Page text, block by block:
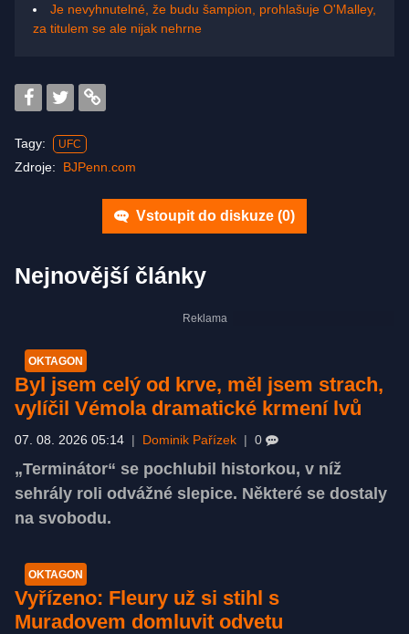
Je nevyhnutelné, že budu šampion, prohlašuje O'Malley,
za titulem se ale nijak nehrne
Tagy: UFC
Zdroje: BJPenn.com
Vstoupit do diskuze (0)
Nejnovější články
OKTAGON
Byl jsem celý od krve, měl jsem strach,
vylíčil Vémola dramatické krmení lvů
07. 08. 2026 05:14 | Dominik Pařízek | 0
„Terminátor“ se pochlubil historkou, v níž
sehrály roli odvážné slepice. Některé se dostaly
na svobodu.
OKTAGON
Vyřízeno: Fleury už si stihl s
Muradovem domluvit odvetu